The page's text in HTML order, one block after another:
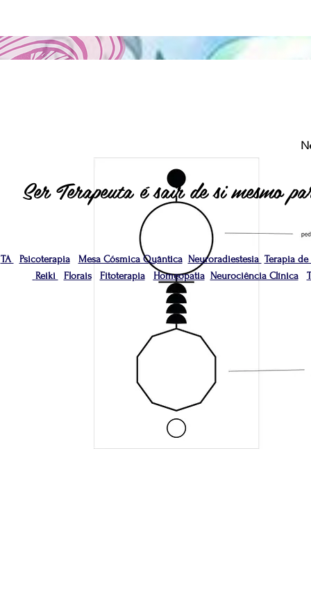
TA Psicoterapia Mesa Cósmica Quântica Neuroradiestesia Terapia de
Reiki
Florais Fitoterapia Homeopatia Neurociência Clínica
Ser Terapeuta é sair de si mesmo